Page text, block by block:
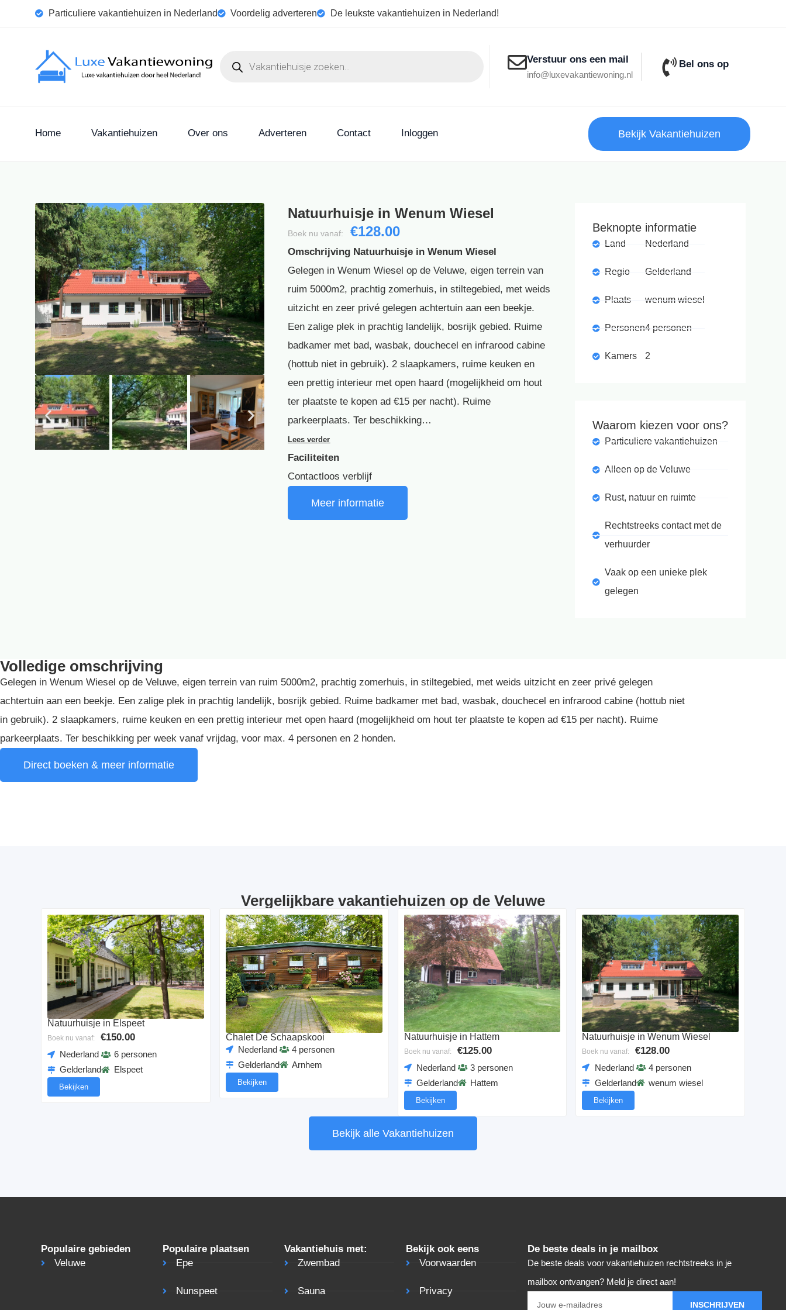
Particuliere vakantiehuizen in Nederland Voordelig adverteren De leukste vakantiehuizen in Nederland!
Verstuur ons een mail
info@luxevakantiewoning.nl
Bel ons op
Home Vakantiehuizen Over ons Adverteren Contact Inloggen Bekijk Vakantiehuizen
Natuurhuisje in Wenum Wiesel
Boek nu vanaf: €128.00
Omschrijving Natuurhuisje in Wenum Wiesel
Gelegen in Wenum Wiesel op de Veluwe, eigen terrein van
ruim 5000m2, prachtig zomerhuis, in stiltegebied, met weids
uitzicht en zeer privé gelegen achtertuin aan een beekje.
Een zalige plek in prachtig landelijk, bosrijk gebied. Ruime
badkamer met bad, wasbak, douchecel en infrarood cabine
(hottub niet in gebruik). 2 slaapkamers, ruime keuken en
een prettig interieur met open haard (mogelijkheid om hout
ter plaatste te kopen ad €15 per nacht). Ruime
parkeerplaats. Ter beschikking…
Lees verder
Faciliteiten
Contactloos verblijf
Meer informatie
Beknopte informatie
Land
Regio
Plaats
Personen
Kamers
Nederland
Gelderland
wenum wiesel
4 personen
2
Waarom kiezen voor ons?
Particuliere vakantiehuizen
Alleen op de Veluwe
Rust, natuur en ruimte
Rechtstreeks contact met de
verhuurder
Vaak op een unieke plek
gelegen
Volledige omschrijving
Gelegen in Wenum Wiesel op de Veluwe, eigen terrein van ruim 5000m2, prachtig zomerhuis, in stiltegebied, met weids uitzicht en zeer privé gelegen
achtertuin aan een beekje. Een zalige plek in prachtig landelijk, bosrijk gebied. Ruime badkamer met bad, wasbak, douchecel en infrarood cabine (hottub niet
in gebruik). 2 slaapkamers, ruime keuken en een prettig interieur met open haard (mogelijkheid om hout ter plaatste te kopen ad €15 per nacht). Ruime
parkeerplaats. Ter beschikking per week vanaf vrijdag, voor max. 4 personen en 2 honden.
Direct boeken & meer informatie
Vergelijkbare vakantiehuizen op de Veluwe
Natuurhuisje in Elspeet
Boek nu vanaf: €150.00
Nederland
Gelderland
6 personen
Elspeet
Bekijken
Chalet De Schaapskooi
Nederland
Gelderland
4 personen
Arnhem
Bekijken
Natuurhuisje in Hattem
Boek nu vanaf: €125.00
Nederland
Gelderland
3 personen
Hattem
Bekijken
Natuurhuisje in Wenum Wiesel
Boek nu vanaf: €128.00
Nederland
Gelderland
4 personen
wenum wiesel
Bekijken
Bekijk alle Vakantiehuizen
Populaire gebieden
Veluwe
Populaire plaatsen
Epe
Nunspeet
Vakantiehuis met:
Zwembad
Sauna
Bekijk ook eens
Voorwaarden
Privacy
De beste deals in je mailbox
De beste deals voor vakantiehuizen rechtstreeks in je
mailbox ontvangen? Meld je direct aan!
INSCHRIJVEN